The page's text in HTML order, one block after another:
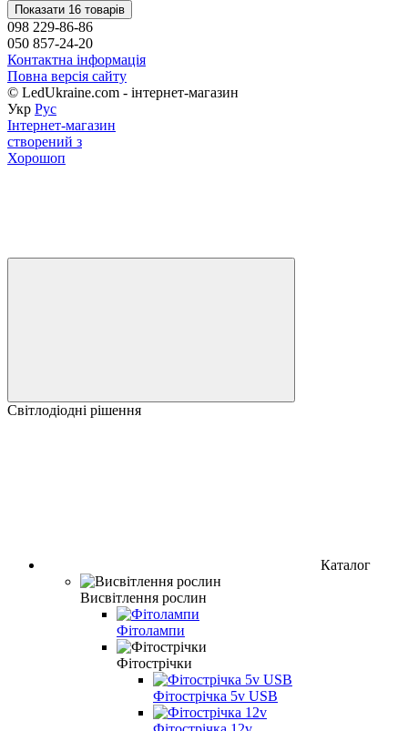
Показати 16 товарів
098 229-86-86
050 857-24-20
Контактна інформація
Повна версія сайту
© LedUkraine.com - інтернет-магазин
Укр Рус
Інтернет-магазин
створений з
Хорошоп
Світлодіодні рішення
Каталог
Висвітлення рослин
Фітолампи
Фітострічки
Фітострічка 5v USB